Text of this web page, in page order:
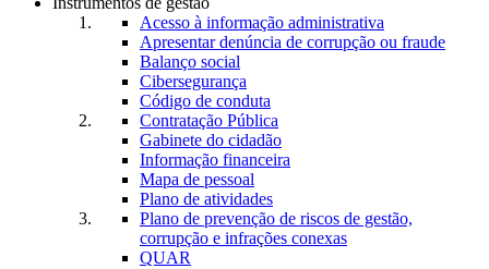
Acesso à informação administrativa
Apresentar denúncia de corrupção ou fraude
Balanço social
Cibersegurança
Código de conduta
Contratação Pública
Gabinete do cidadão
Informação financeira
Mapa de pessoal
Plano de atividades
Plano de prevenção de riscos de gestão,
corrupção e infrações conexas
QUAR